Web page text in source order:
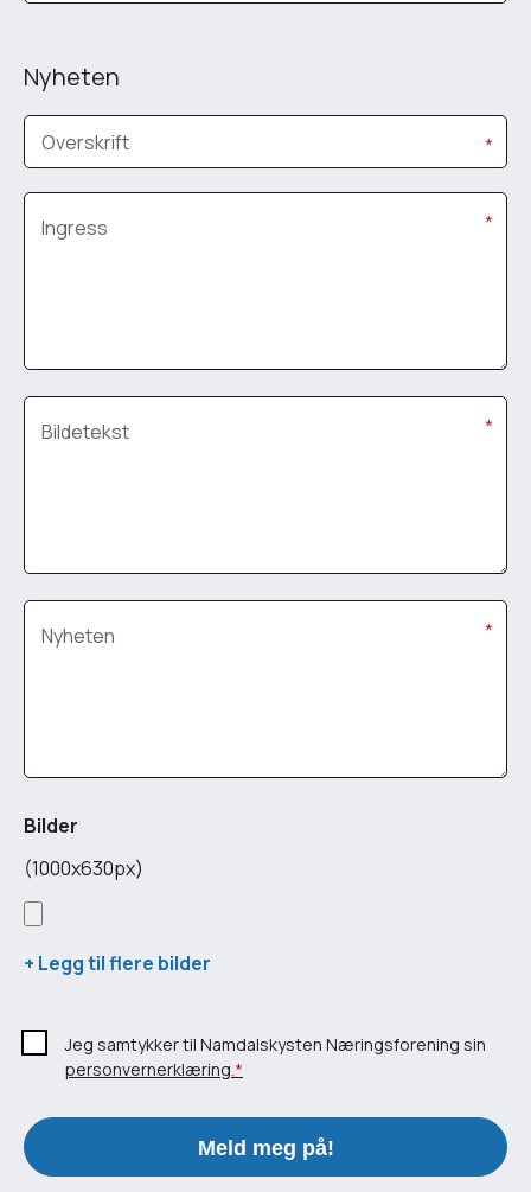
Nyheten
Overskrift *
Ingress *
Bildetekst *
Nyheten *
Bilder
(1000x630px)
+ Legg til flere bilder
Jeg samtykker til Namdalskysten Næringsforening sin
personvernerklæring.*
Meld meg på!